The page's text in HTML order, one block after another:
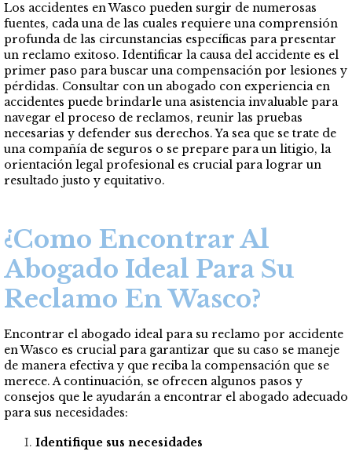
Los accidentes en Wasco pueden surgir de numerosas
fuentes, cada una de las cuales requiere una comprensión
profunda de las circunstancias específicas para presentar
un reclamo exitoso. Identificar la causa del accidente es el
primer paso para buscar una compensación por lesiones y
pérdidas. Consultar con un abogado con experiencia en
accidentes puede brindarle una asistencia invaluable para
navegar el proceso de reclamos, reunir las pruebas
necesarias y defender sus derechos. Ya sea que se trate de
una compañía de seguros o se prepare para un litigio, la
orientación legal profesional es crucial para lograr un
resultado justo y equitativo.
¿Como Encontrar Al
Abogado Ideal Para Su
Reclamo En Wasco?
Encontrar el abogado ideal para su reclamo por accidente
en Wasco es crucial para garantizar que su caso se maneje
de manera efectiva y que reciba la compensación que se
merece. A continuación, se ofrecen algunos pasos y
consejos que le ayudarán a encontrar el abogado adecuado
para sus necesidades:
Identifique sus necesidades